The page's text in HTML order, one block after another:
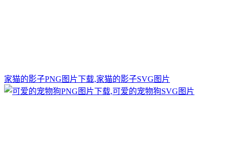
家猫的影子PNG图片下载,家猫的影子SVG图片